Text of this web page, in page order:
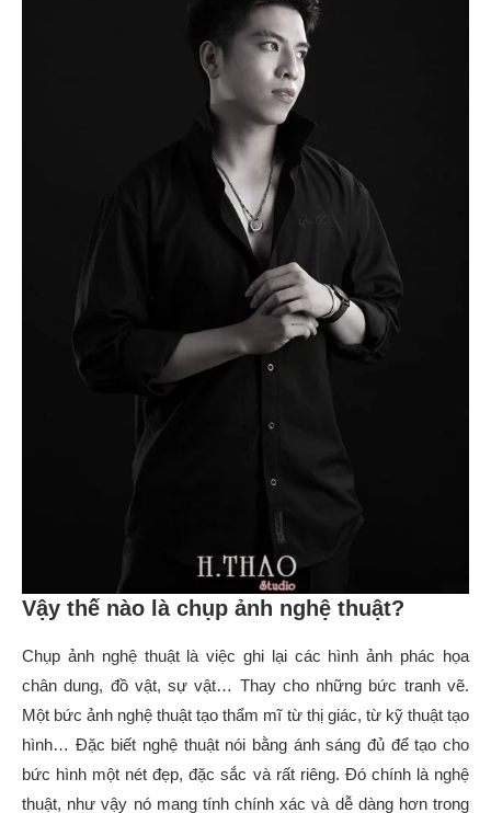
Vậy thế nào là chụp ảnh nghệ thuật?
Chụp ảnh nghệ thuật là việc ghi lại các hình ảnh phác họa
chân dung, đồ vật, sự vật… Thay cho những bức tranh vẽ.
Một bức ảnh nghệ thuật tạo thẩm mĩ từ thị giác, từ kỹ thuật tạo
hình… Đặc biết nghệ thuật nói bằng ánh sáng đủ để tạo cho
bức hình một nét đẹp, đặc sắc và rất riêng. Đó chính là nghệ
thuật, như vậy nó mang tính chính xác và dễ dàng hơn trong